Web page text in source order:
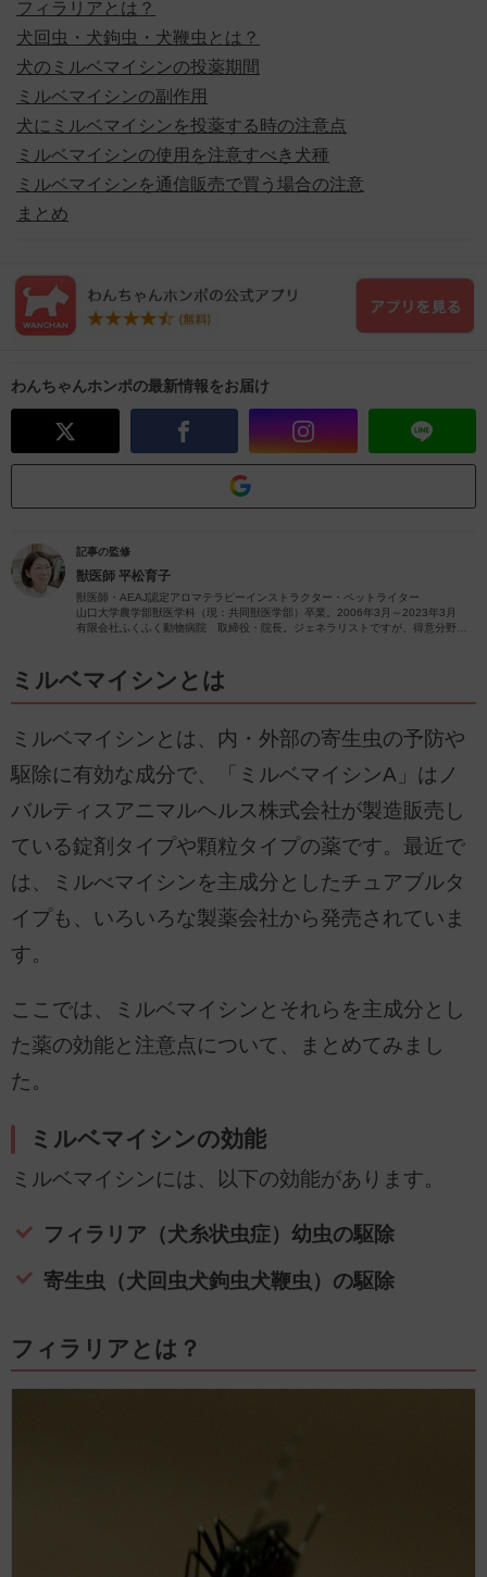
フィラリアとは？
犬回虫・犬鉤虫・犬鞭虫とは？
犬のミルベマイシンの投薬期間
ミルベマイシンの副作用
犬にミルベマイシンを投薬する時の注意点
ミルベマイシンの使用を注意すべき犬種
ミルベマイシンを通信販売で買う場合の注意
まとめ
わんちゃんホンポの最新情報をお届け
記事の監修
獣医師 平松育子
獣医師・AEAJ認定アロマテラピーインストラクター・ペットライター
山口大学農学部獣医学科（現：共同獣医学部）卒業。2006年3月～2023年3月
有限会社ふくふく動物病院 取締役・院長。ジェネラリストですが、得意分野は
むアロマに関する情報をお届けします。
ミルベマイシンとは
ミルベマイシンとは、内・外部の寄生虫の予防や
駆除に有効な成分で、「ミルベマイシンA」はノ
バルティスアニマルヘルス株式会社が製造販売し
ている錠剤タイプや顆粒タイプの薬です。最近で
は、ミルべマイシンを主成分としたチュアブルタ
イプも、いろいろな製薬会社から発売されていま
す。
ここでは、ミルベマイシンとそれらを主成分とし
た薬の効能と注意点について、まとめてみまし
た。
ミルベマイシンの効能
ミルベマイシンには、以下の効能があります。
フィラリア（犬糸状虫症）幼虫の駆除
寄生虫（犬回虫犬鉤虫犬鞭虫）の駆除
フィラリアとは？